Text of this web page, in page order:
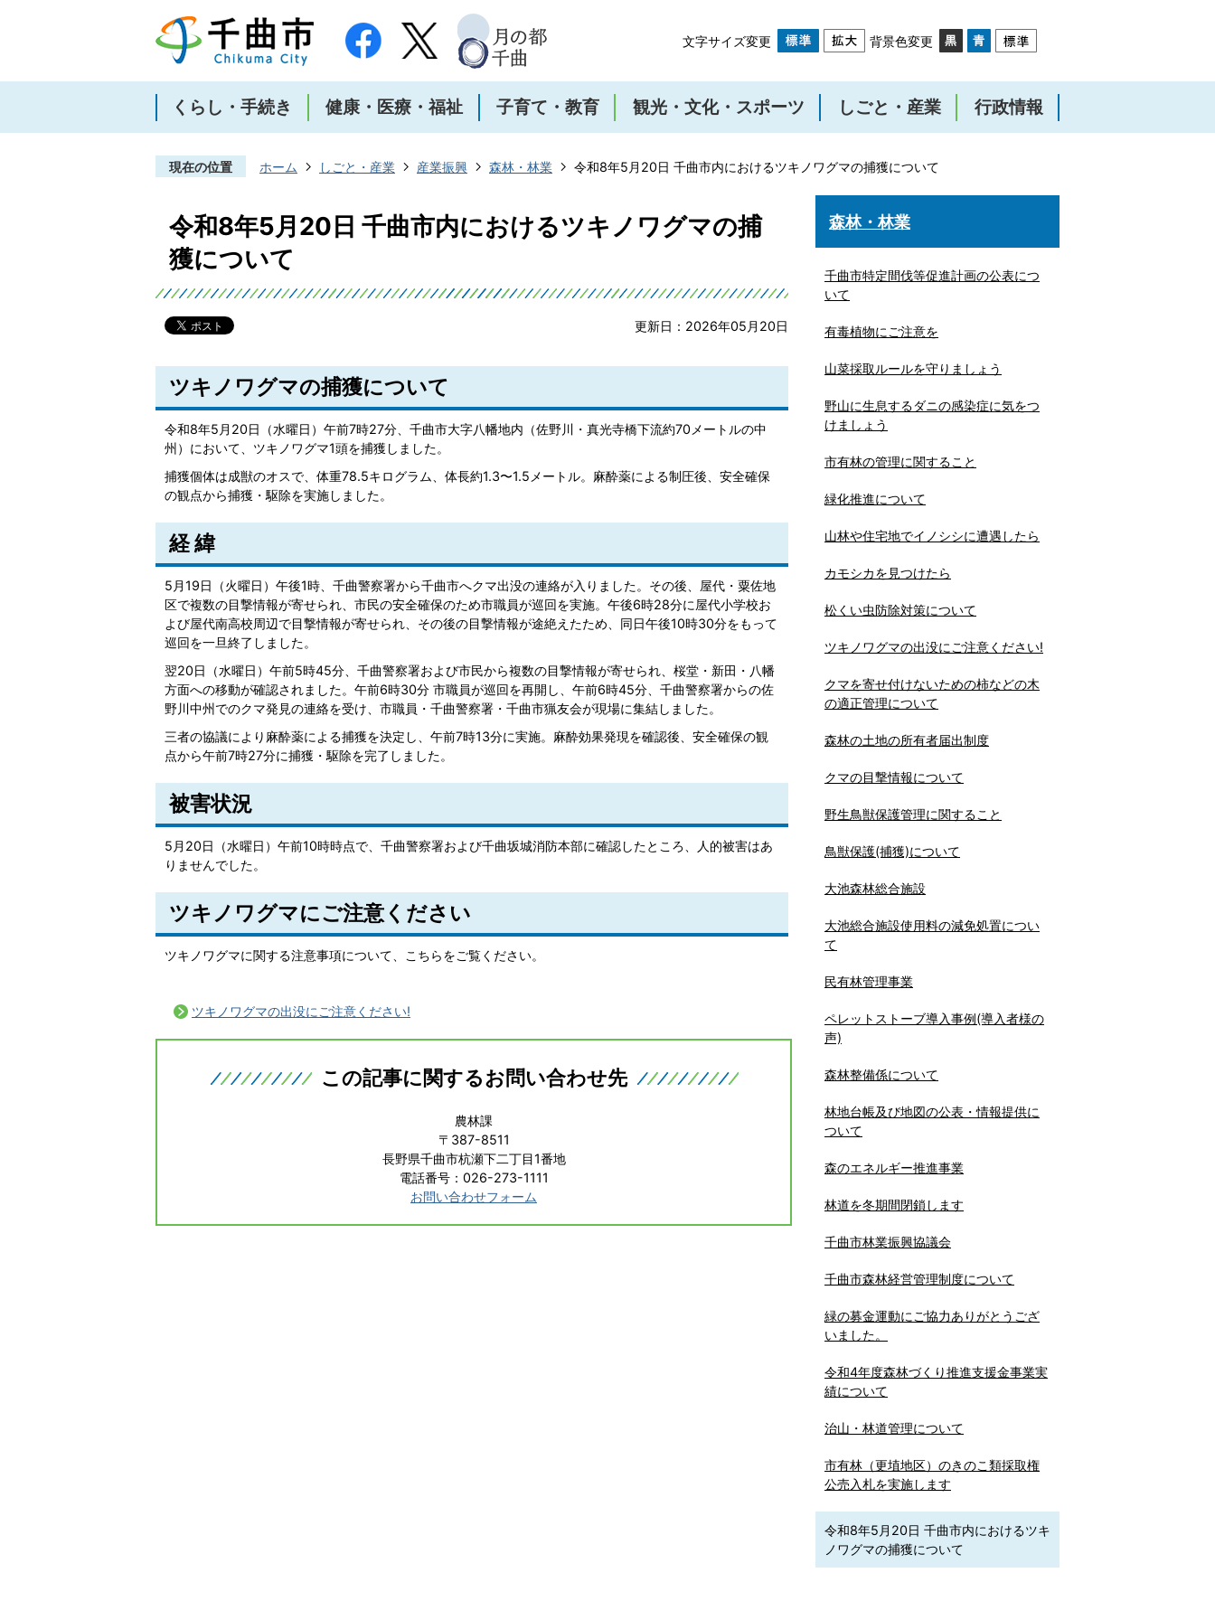
文字サイズ変更 背景色変更
くらし・手続き 健康・医療・福祉 子育て・教育 観光・文化・スポーツ しごと・産業 行政情報
現在の位置 ホーム しごと・産業 産業振興 森林・林業 令和8年5月20日 千曲市内におけるツキノワグマの捕獲について
令和8年5月20日 千曲市内におけるツキノワグマの捕
獲について
更新日：2026年05月20日
ツキノワグマの捕獲について
令和8年5月20日（水曜日）午前7時27分、千曲市大字八幡地内（佐野川・真光寺橋下流約70メートルの中
州）において、ツキノワグマ1頭を捕獲しました。
捕獲個体は成獣のオスで、体重78.5キログラム、体長約1.3〜1.5メートル。麻酔薬による制圧後、安全確保
の観点から捕獲・駆除を実施しました。
経 緯
5月19日（火曜日）午後1時、千曲警察署から千曲市へクマ出没の連絡が入りました。その後、屋代・粟佐地
区で複数の目撃情報が寄せられ、市民の安全確保のため市職員が巡回を実施。午後6時28分に屋代小学校お
よび屋代南高校周辺で目撃情報が寄せられ、その後の目撃情報が途絶えたため、同日午後10時30分をもって
巡回を一旦終了しました。
翌20日（水曜日）午前5時45分、千曲警察署および市民から複数の目撃情報が寄せられ、桜堂・新田・八幡
方面への移動が確認されました。午前6時30分 市職員が巡回を再開し、午前6時45分、千曲警察署からの佐
野川中州でのクマ発見の連絡を受け、市職員・千曲警察署・千曲市猟友会が現場に集結しました。
三者の協議により麻酔薬による捕獲を決定し、午前7時13分に実施。麻酔効果発現を確認後、安全確保の観
点から午前7時27分に捕獲・駆除を完了しました。
被害状況
5月20日（水曜日）午前10時時点で、千曲警察署および千曲坂城消防本部に確認したところ、人的被害はあ
りませんでした。
ツキノワグマにご注意ください
​​​​ツキノワグマに関する注意事項について、こちらをご覧ください。
ツキノワグマの出没にご注意ください!
この記事に関するお問い合わせ先
農林課
〒387-8511
長野県千曲市杭瀬下二丁目1番地
電話番号：026-273-1111
お問い合わせフォーム
森林・林業
千曲市特定間伐等促進計画の公表につ
いて
有毒植物にご注意を
山菜採取ルールを守りましょう
野山に生息するダニの感染症に気をつ
けましょう
市有林の管理に関すること
緑化推進について
山林や住宅地でイノシシに遭遇したら
カモシカを見つけたら
松くい虫防除対策について
ツキノワグマの出没にご注意ください!
クマを寄せ付けないための柿などの木
の適正管理について
森林の土地の所有者届出制度
クマの目撃情報について
野生鳥獣保護管理に関すること
鳥獣保護(捕獲)について
大池森林総合施設
大池総合施設使用料の減免処置につい
て
民有林管理事業
ペレットストーブ導入事例(導入者様の
声)
森林整備係について
林地台帳及び地図の公表・情報提供に
ついて
森のエネルギー推進事業
林道を冬期間閉鎖します
千曲市林業振興協議会
千曲市森林経営管理制度について
緑の募金運動にご協力ありがとうござ
いました。
令和4年度森林づくり推進支援金事業実
績について
治山・林道管理について
市有林（更埴地区）のきのこ類採取権
公売入札を実施します
令和8年5月20日 千曲市内におけるツキ
ノワグマの捕獲について